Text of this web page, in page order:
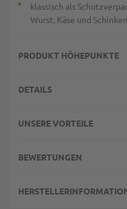
klassisch als
Wurst, Käse und Schinken
PRODUKT HÖHEPUNKTE
DETAILS
UNSERE VORTEILE
BEWERTUNGEN